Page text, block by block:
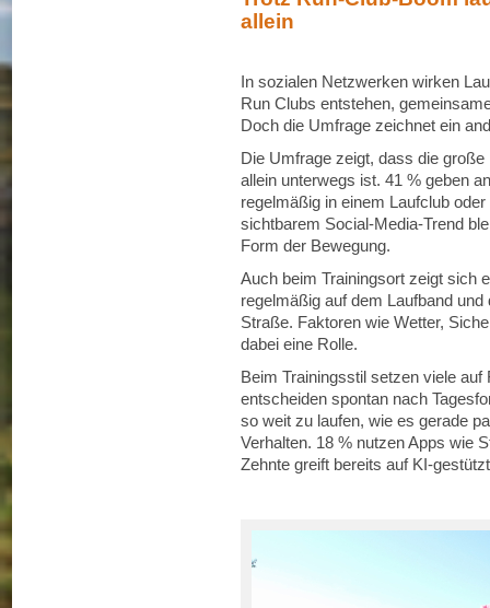
allein
In sozialen Netzwerken wirken
Run Clubs entstehen,
Doch die Umfrage zeichnet ein
Die Umfrage zeigt, dass die
allein unterwegs ist. 41 % geben
regelmäßig in einem Laufclub
sichtbarem Social-Media-Trend
Form der Bewegung.
Auch beim Trainingsort zeigt sich
regelmäßig auf dem Laufband
Straße. Faktoren wie Wetter,
dabei eine Rolle.
Beim Trainingsstil setzen viele
entscheiden spontan nach
so weit zu laufen, wie es gerade
Verhalten. 18 % nutzen Apps wie
Zehnte greift bereits auf KI-